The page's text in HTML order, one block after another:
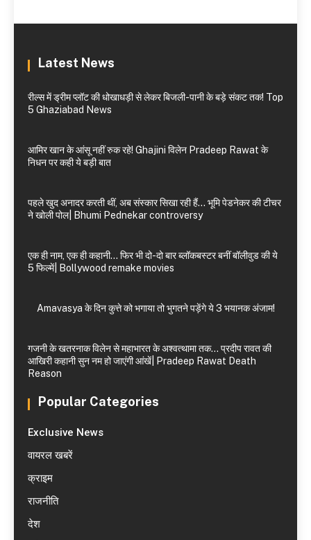
Latest News
रील्स में ड्रीम प्लॉट की धोखाधड़ी से लेकर बिजली-पानी के बड़े संकट तक! Top
5 Ghaziabad News
आमिर खान के आंसू नहीं रुक रहे! Ghajini विलेन Pradeep Rawat के
निधन पर कही ये बड़ी बात
पहले खुद अनादर करती थीं, अब संस्कार सिखा रही हैं… भूमि पेडनेकर की टीचर
ने खोली पोल| Bhumi Pednekar controversy
एक ही नाम, एक ही कहानी… फिर भी दो-दो बार ब्लॉकबस्टर बनीं बॉलीवुड की ये
5 फिल्में| Bollywood remake movies
Amavasya के दिन कुत्ते को भगाया तो भुगतने पड़ेंगे ये 3 भयानक अंजाम!
गजनी के खतरनाक विलेन से महाभारत के अश्वत्थामा तक… प्रदीप रावत की
आखिरी कहानी सुन नम हो जाएंगी आंखें| Pradeep Rawat Death
Reason
Popular Categories
Exclusive News
वायरल खबरें
क्राइम
राजनीति
देश